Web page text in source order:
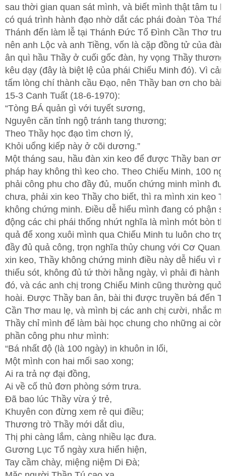
sau thời gian quan sát mình, và biết mình thật tâm tu
có quá trình hành đạo nhờ dắt các phái đoàn Tòa
Thánh đến làm lễ tại Thánh Đức Tổ Đình Cần Thơ
nên anh Lộc và anh Tiềng, vốn là cặp đồng tử của
ân quì hầu Thầy ở cuối gốc đàn, hy vọng Thầy
kêu dạy (đây là biệt lệ của phái Chiếu Minh đó). Vì
tấm lòng chí thành cầu Đạo, nên Thầy ban ơn cho bài
15-3 Canh Tuất (18-6-1970):
“Tòng BÁ quản gì với tuyết sương,
Nguyên căn tỉnh ngộ tránh tang thương;
Theo Thầy học đạo tìm chơn lý,
Khỏi uổng kiếp này ở cõi dương.”
Một tháng sau, hầu đàn xin keo để được Thầy ban ơn
pháp hay không thì keo cho. Theo Chiếu Minh, 100
phải công phu cho đầy đủ, muốn chứng minh mình
chưa, phải xin keo Thầy cho biết, thì ra mình xin keo
không chứng minh. Điều dễ hiểu mình đang có phận
động các chi phái thống nhứt nghĩa là mình mót bòn
quả để xong xuôi mình qua Chiếu Minh tu luôn cho
đầy đủ quả công, trọn nghĩa thủy chung với Cơ Quan.
xin keo, Thầy không chứng minh điều này dễ hiểu vì
thiếu sót, không đủ tứ thời hằng ngày, vì phải đi hành
đó, và các anh chị trong Chiếu Minh cũng thường quở
hoài. Được Thầy ban ân, bài thi được truyền bá đến
Cần Thơ mau lẹ, và mình bị các anh chị cười, nhắc
Thầy chỉ mình để làm bài học chung cho những ai còn
phần công phu như mình:
“Bá nhất độ (là 100 ngày) in khuôn in lối,
Một mình con hai mối sao xong;
Ai ra trả nợ đại đồng,
Ai về cố thủ đơn phòng sớm trưa.
Đã bao lúc Thầy vừa ý trẻ,
Khuyên con đừng xem rẻ qui điều;
Thương trò Thầy mới dắt dìu,
Thị phi càng lắm, càng nhiều lạc đưa.
Gương Lục Tổ ngày xưa hiển hiện,
Tay cầm chày, miệng niệm Di Đà;